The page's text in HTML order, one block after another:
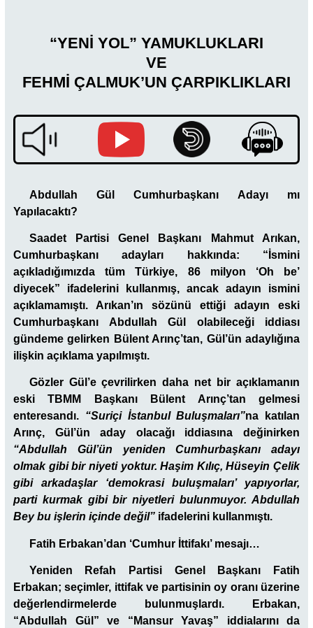
“YENİ YOL” YAMUKLUKLARI
VE
FEHMİ ÇALMUK’UN ÇARPIKLIKLARI
Abdullah Gül Cumhurbaşkanı Adayı mı
Yapılacaktı?
Saadet Partisi Genel Başkanı Mahmut Arıkan,
Cumhurbaşkanı adayları hakkında: “İsmini
açıkladığımızda tüm Türkiye, 86 milyon ‘Oh be’
diyecek” ifadelerini kullanmış, ancak adayın ismini
açıklamamıştı. Arıkan’ın sözünü ettiği adayın eski
Cumhurbaşkanı Abdullah Gül olabileceği iddiası
gündeme gelirken Bülent Arınç’tan, Gül’ün adaylığına
ilişkin açıklama yapılmıştı.
Gözler Gül’e çevrilirken daha net bir açıklamanın
eski TBMM Başkanı Bülent Arınç’tan gelmesi
enteresandı. “Suriçi İstanbul Buluşmaları”na katılan
Arınç, Gül’ün aday olacağı iddiasına değinirken
“Abdullah Gül’ün yeniden Cumhurbaşkanı adayı
olmak gibi bir niyeti yoktur. Haşim Kılıç, Hüseyin Çelik
gibi arkadaşlar ‘demokrasi buluşmaları’ yapıyorlar,
parti kurmak gibi bir niyetleri bulunmuyor. Abdullah
Bey bu işlerin içinde değil” ifadelerini kullanmıştı.
Fatih Erbakan’dan ‘Cumhur İttifakı’ mesajı…
Yeniden Refah Partisi Genel Başkanı Fatih
Erbakan; seçimler, ittifak ve partisinin oy oranı üzerine
değerlendirmelerde bulunmuşlardı. Erbakan,
“Abdullah Gül” ve “Mansur Yavaş” iddialarını da